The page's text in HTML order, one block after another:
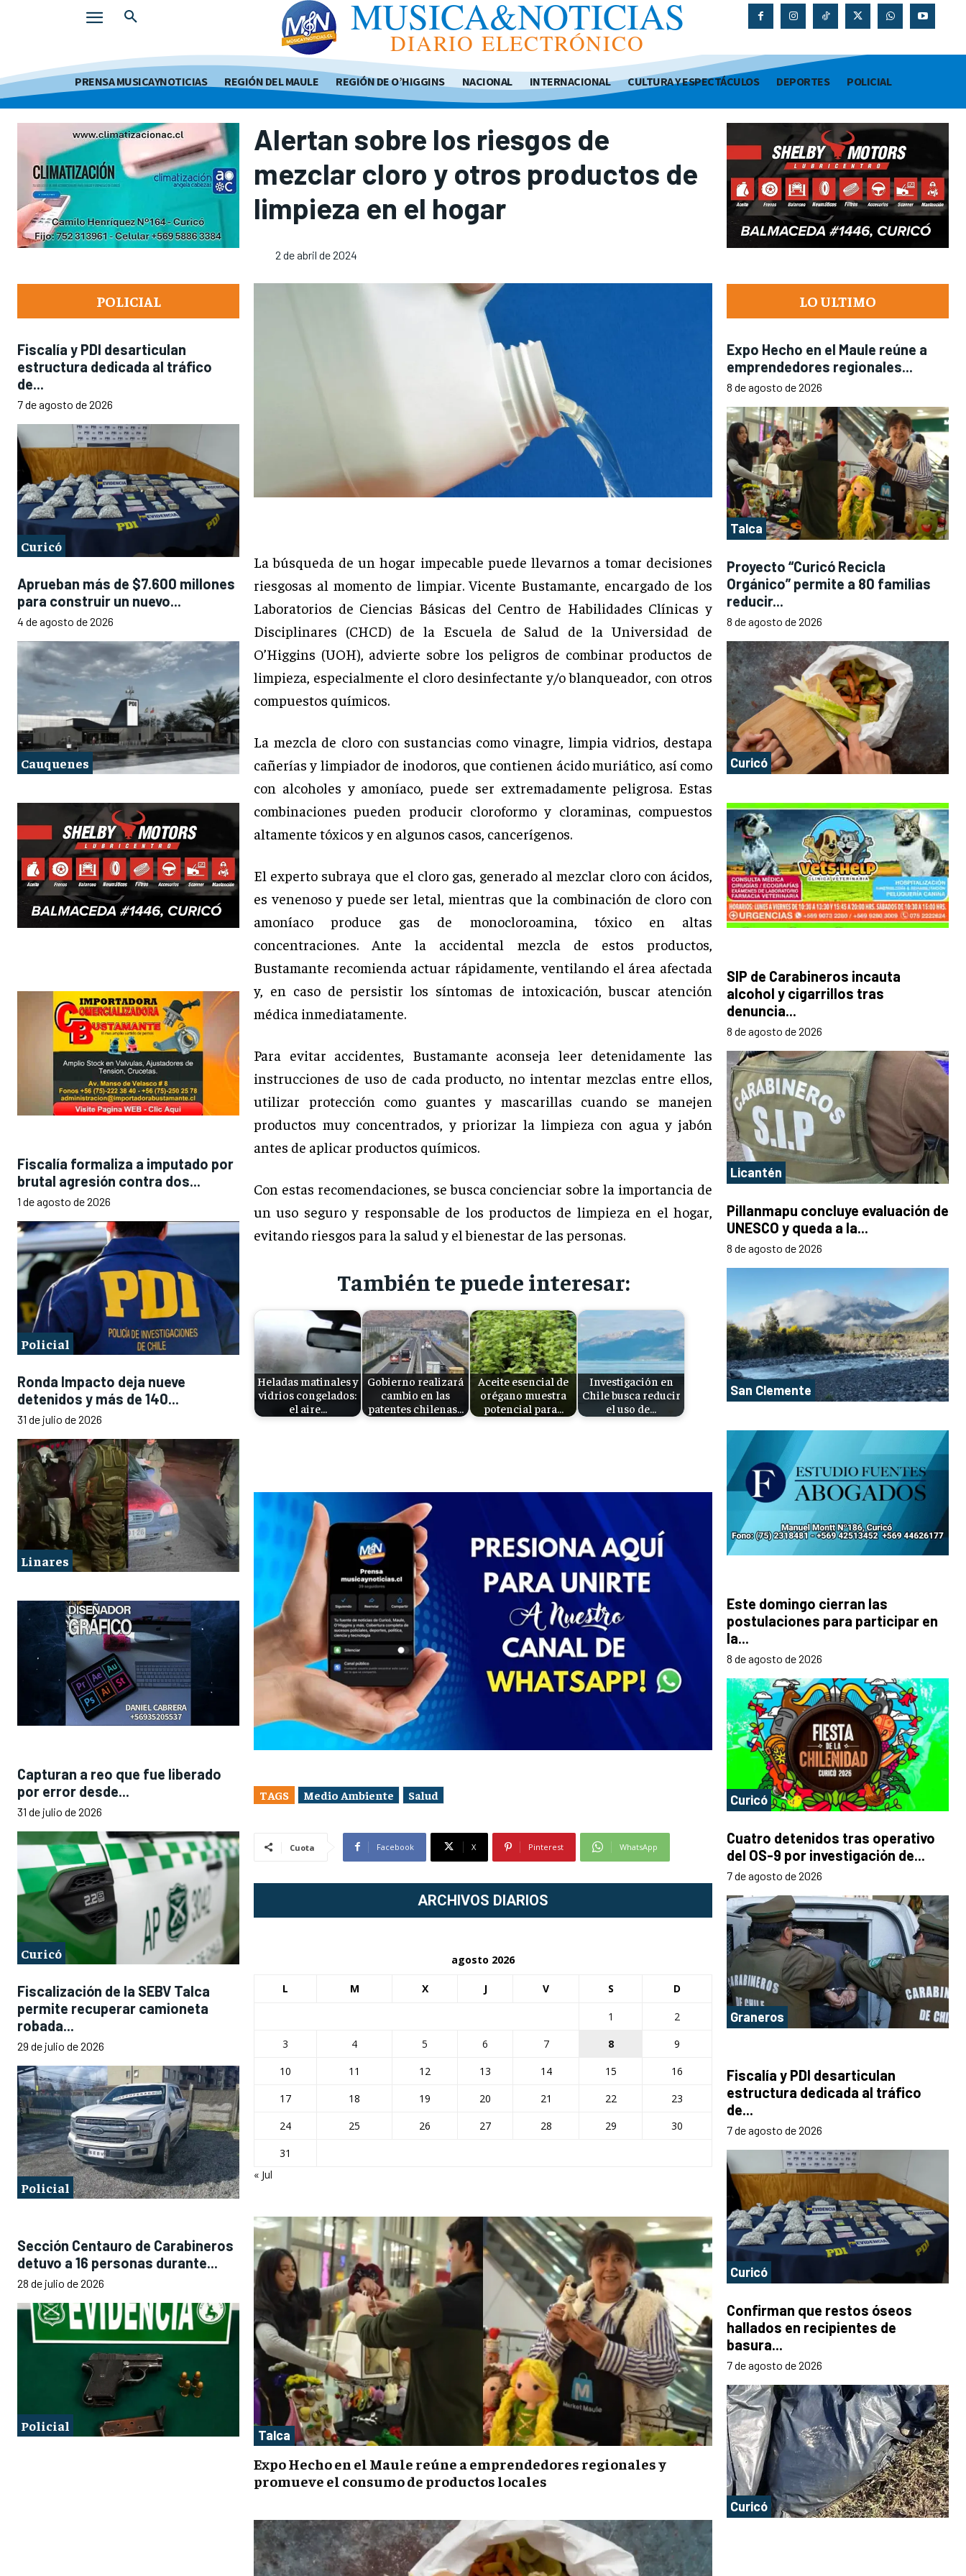
MUSICA&NOTICIAS
DIARIO ELECTRÓNICO
PRENSA MUSICAYNOTICIAS REGIÓN DEL MAULE REGIÓN DE O’HIGGINS NACIONAL INTERNACIONAL CULTURA Y ESPECTÁCULOS DEPORTES POLICIAL
POLICIAL
Fiscalía y PDI desarticulan
estructura dedicada al tráfico
de...
7 de agosto de 2026
Curicó
Aprueban más de $7.600 millones
para construir un nuevo...
4 de agosto de 2026
Cauquenes
Fiscalía formaliza a imputado por
brutal agresión contra dos...
1 de agosto de 2026
Policial
Ronda Impacto deja nueve
detenidos y más de 140...
31 de julio de 2026
Linares
Capturan a reo que fue liberado
por error desde...
31 de julio de 2026
Curicó
Fiscalización de la SEBV Talca
permite recuperar camioneta
robada...
29 de julio de 2026
Policial
Sección Centauro de Carabineros
detuvo a 16 personas durante...
28 de julio de 2026
Policial
Alertan sobre los riesgos de
mezclar cloro y otros productos de
limpieza en el hogar
2 de abril de 2024
La búsqueda de un hogar impecable puede llevarnos a tomar decisiones
riesgosas al momento de limpiar. Vicente Bustamante, encargado de los
Laboratorios de Ciencias Básicas del Centro de Habilidades Clínicas y
Disciplinares (CHCD) de la Escuela de Salud de la Universidad de
O’Higgins (UOH), advierte sobre los peligros de combinar productos de
limpieza, especialmente el cloro desinfectante y/o blanqueador, con otros
compuestos químicos.
La mezcla de cloro con sustancias como vinagre, limpia vidrios, destapa
cañerías y limpiador de inodoros, que contienen ácido muriático, así como
con alcoholes y amoníaco, puede ser extremadamente peligrosa. Estas
combinaciones pueden producir cloroformo y cloraminas, compuestos
altamente tóxicos y en algunos casos, cancerígenos.
El experto subraya que el cloro gas, generado al mezclar cloro con ácidos,
es venenoso y puede ser letal, mientras que la combinación de cloro con
amoníaco produce gas de monocloroamina, tóxico en altas
concentraciones. Ante la accidental mezcla de estos productos,
Bustamante recomienda actuar rápidamente, ventilando el área afectada
y, en caso de persistir los síntomas de intoxicación, buscar atención
médica inmediatamente.
Para evitar accidentes, Bustamante aconseja leer detenidamente las
instrucciones de uso de cada producto, no intentar mezclas entre ellos,
utilizar protección como guantes y mascarillas cuando se manejen
productos muy concentrados, y priorizar la limpieza con agua y jabón
antes de aplicar productos químicos.
Con estas recomendaciones, se busca concienciar sobre la importancia de
un uso seguro y responsable de los productos de limpieza en el hogar,
evitando riesgos para la salud y el bienestar de las personas.
También te puede interesar:
Heladas matinales y
vidrios congelados:
el aire…
Gobierno realizará
cambio en las
patentes chilenas…
Aceite esencial de
orégano muestra
potencial para…
Investigación en
Chile busca reducir
el uso de…
TAGS Medio Ambiente Salud
Cuota Facebook X Pinterest WhatsApp
ARCHIVOS DIARIOS
agosto 2026
L M X J V S D
1
2
3
4 5 6 7 8
9
10
11 12 13 14 15
16
17
18 19 20 21 22
23
24
25 26 27 28 29
30
31
« Jul
Talca
Expo Hecho en el Maule reúne a emprendedores regionales y
promueve el consumo de productos locales
LO ULTIMO
Expo Hecho en el Maule reúne a
emprendedores regionales...
8 de agosto de 2026
Talca
Proyecto “Curicó Recicla
Orgánico” permite a 80 familias
reducir...
8 de agosto de 2026
Curicó
SIP de Carabineros incauta
alcohol y cigarrillos tras
denuncia...
8 de agosto de 2026
Licantén
Pillanmapu concluye evaluación de
UNESCO y queda a la...
8 de agosto de 2026
San Clemente
Este domingo cierran las
postulaciones para participar en
la...
8 de agosto de 2026
Curicó
Cuatro detenidos tras operativo
del OS-9 por investigación de...
7 de agosto de 2026
Graneros
Fiscalía y PDI desarticulan
estructura dedicada al tráfico
de...
7 de agosto de 2026
Curicó
Confirman que restos óseos
hallados en recipientes de
basura...
7 de agosto de 2026
Curicó